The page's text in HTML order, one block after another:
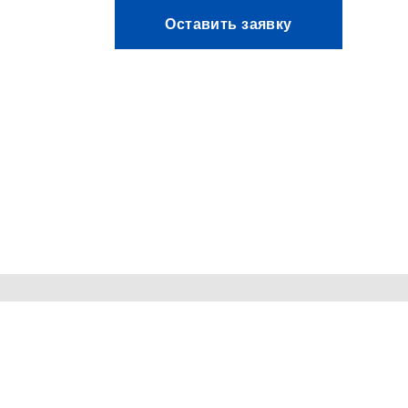
Оставить заявку